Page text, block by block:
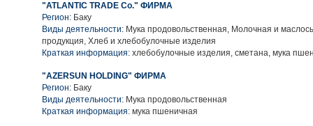
"ATLANTIC TRADE Co." ФИРМА
Регион: Баку
Виды деятельности: Мука продовольственная, Молочная и
продукция, Хлеб и хлебобулочные изделия
Краткая информация: хлебобулочные изделия, сметана, мука
"AZERSUN HOLDING" ФИРМА
Регион: Баку
Виды деятельности: Мука продовольственная
Краткая информация: мука пшеничная